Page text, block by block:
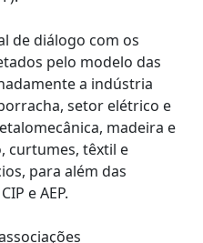
de diálogo com os
pelo modelo das
a indústria
setor elétrico e
madeira e
curtumes, têxtil e
para além das
e AEP.